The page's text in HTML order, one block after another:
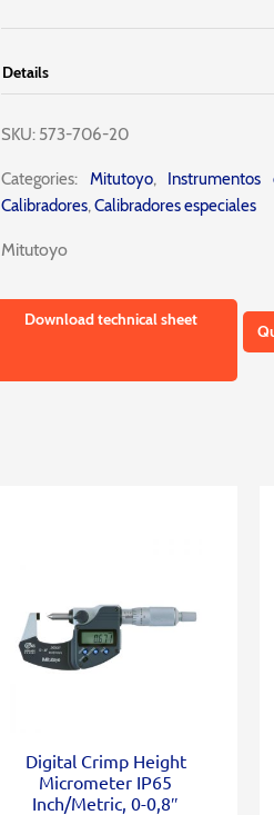
Details
SKU: 573-706-20
Categories:Mitutoyo,
Calibradores,Calibradores especiales
Mitutoyo
Download technical sheet
Digital Crimp Height
Micrometer IP65
Inch/Metric, 0-0,8″